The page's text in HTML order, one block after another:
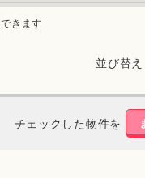
きます
並び替え
チェックした物件を